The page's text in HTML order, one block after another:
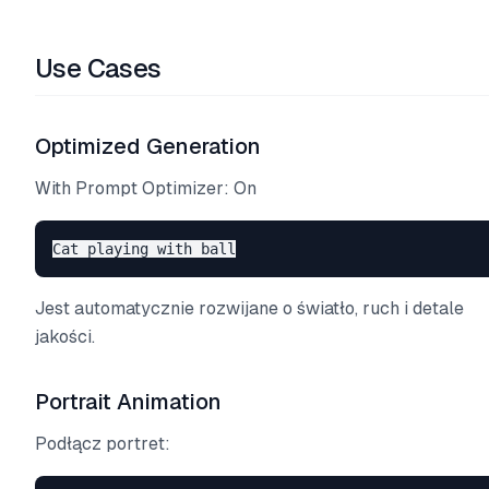
Use Cases
Optimized Generation
With Prompt Optimizer: On
Jest automatycznie rozwijane o światło, ruch i detale
jakości.
Portrait Animation
Podłącz portret: